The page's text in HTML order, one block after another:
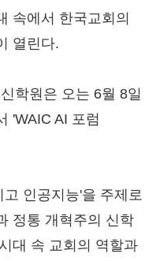
속에서 한국교회의
열린다.
학원은 오는 6월 8일
'WAIC AI 포럼
인공지능'을 주제로
정통 개혁주의 신학
대 속 교회의 역할과